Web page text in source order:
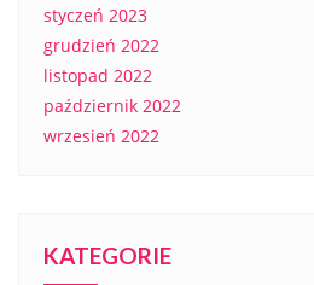
styczeń 2023
grudzień 2022
listopad 2022
październik 2022
wrzesień 2022
KATEGORIE